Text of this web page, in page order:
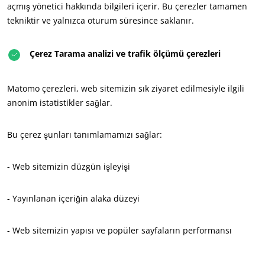
CSR TAAHHÜTLERIMIZ
Hi̇zmetleri̇mi̇zle harekete geç
Eki̇pleri̇mi̇zle i̇lerl
Ekosi̇stemi̇mi̇zle yeni̇li̇k
açmış yönetici hakkında bilgileri içerir. Bu çerezler tamamen
tekniktir ve yalnızca oturum süresince saklanır.
Çerez Tarama analizi ve trafik ölçümü çerezleri
Matomo çerezleri, web sitemizin sık ziyaret edilmesiyle ilgili
anonim istatistikler sağlar.
Bu çerez şunları tanımlamamızı sağlar:
- Web sitemizin düzgün işleyişi
- Yayınlanan içeriğin alaka düzeyi
- Web sitemizin yapısı ve popüler sayfaların performansı